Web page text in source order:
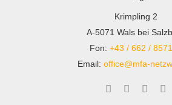
Krimpling 2
A-5071 Wals bei
Fon: +43 / 662 /
Email: office@mfa-